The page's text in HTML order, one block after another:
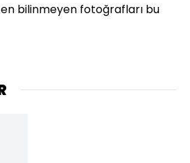
bilinmeyen fotoğrafları bu